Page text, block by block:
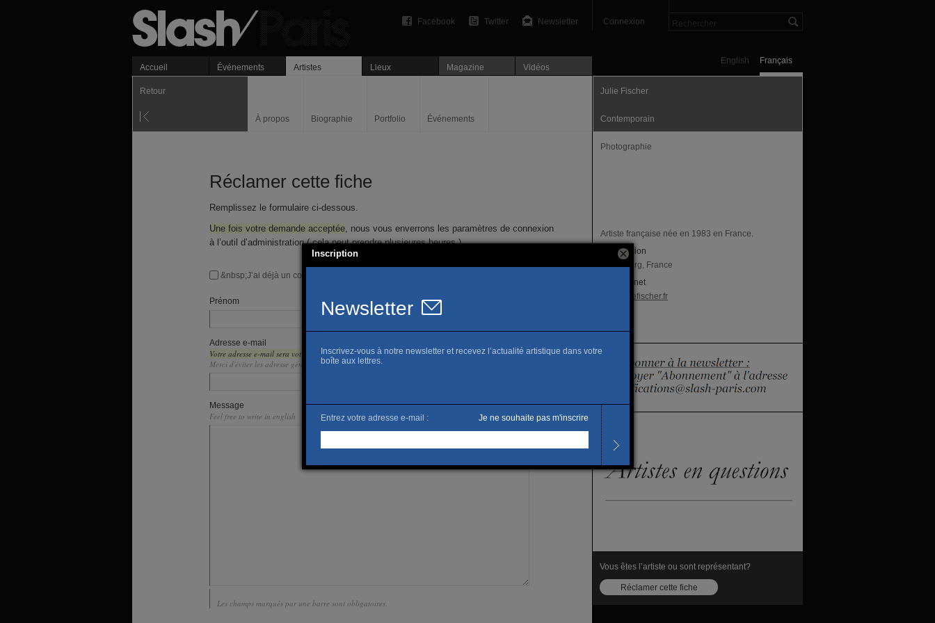
Connexion
Newsletter
Twitter
Facebook
Français
English
Accueil Événements Artistes Lieux Magazine Vidéos
Retour
À propos Biographie Portfolio Événements
Réclamer cette fiche
Remplissez le formulaire ci-dessous.
Une fois votre demande acceptée, nous vous enverrons les paramètres de connexion
à l’outil d’administration ( cela peut prendre plusieures heures ).
&nbsp;J’ai déjà un compte Slash
Prénom Nom
Adresse e-mail
Votre adresse e-mail sera votre identifiant de connexion,elle doit être strictement personnelle.
Merci d'éviter les adresse génériques comme « info@galerie.com » ou « contact@galerie.com »
Message
Feel free to write in english
Les champs marqués par une barre sont obligatoires.
Julie Fischer
Contemporain
Photographie
Artiste française née en 1983 en France.
Localisation
Strasbourg, France
Site Internet
www.juliefischer.fr
Vous êtes l’artiste ou sont représentant?
Réclamer cette fiche
Inscription